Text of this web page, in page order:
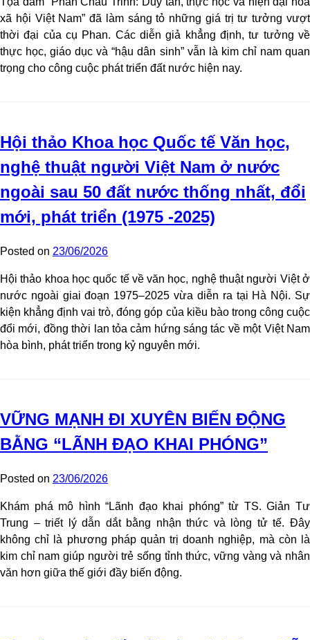
xã hội Việt Nam” đã làm sáng tỏ những giá trị tư tưởng vượt
thời đại của cụ Phan. Các diễn giả khẳng định, tư tưởng về
thực học, giáo dục và “hậu dân sinh” vẫn là kim chỉ nam quan
trọng cho công cuộc phát triển đất nước hiện nay.
Hội thảo Khoa học Quốc tế Văn học,
nghệ thuật người Việt Nam ở nước
ngoài sau 50 đất nước thống nhất, đổi
mới, phát triển (1975 -2025)
Posted on 23/06/2026
Hội thảo khoa học quốc tế về văn học, nghệ thuật người Việt ở
nước ngoài giai đoạn 1975–2025 vừa diễn ra tại Hà Nội. Sự
kiện khẳng định vai trò, đóng góp của kiều bào trong công cuộc
đổi mới, đồng thời lan tỏa cảm hứng sáng tác về một Việt Nam
hòa bình, phát triển trong kỷ nguyên mới.
VỮNG MẠNH ĐI XUYÊN BIẾN ĐỘNG
BẰNG “LÃNH ĐẠO KHAI PHÓNG”
Posted on 23/06/2026
Khám phá mô hình “Lãnh đạo khai phóng” từ TS. Giản Tư
Trung – triết lý dẫn dắt bằng nhận thức và lòng tử tế. Đây
không chỉ là phương pháp quản trị doanh nghiệp, mà còn là
kim chỉ nam giúp người trẻ sống tỉnh thức, vững vàng và nhân
văn hơn giữa thế giới đầy biến động.